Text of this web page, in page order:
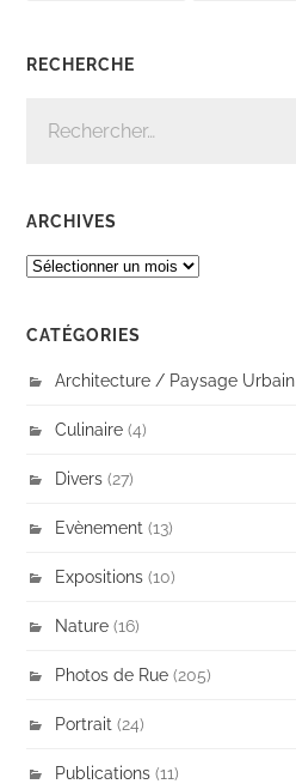
RECHERCHE
ARCHIVES
ARCHIVES
CATÉGORIES
Architecture / Paysage Urbain
Culinaire (4)
Divers (27)
Evènement (13)
Expositions (10)
Nature (16)
Photos de Rue (205)
Portrait (24)
Publications (11)